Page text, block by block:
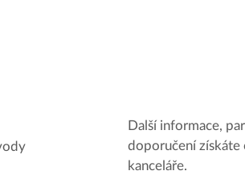
Další informace,
doporučení získáte
kanceláře.